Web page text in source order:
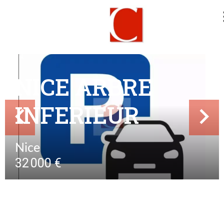
NICE ARBRE
INFERIEUR
Nice
32 000 €